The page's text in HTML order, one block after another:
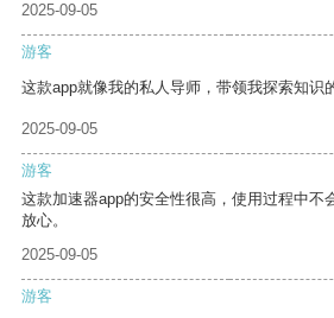
2025-09-05
游客
这款app就像我的私人导师，带领我探索知识
2025-09-05
游客
这款加速器app的安全性很高，使用过程中不
放心。
2025-09-05
游客